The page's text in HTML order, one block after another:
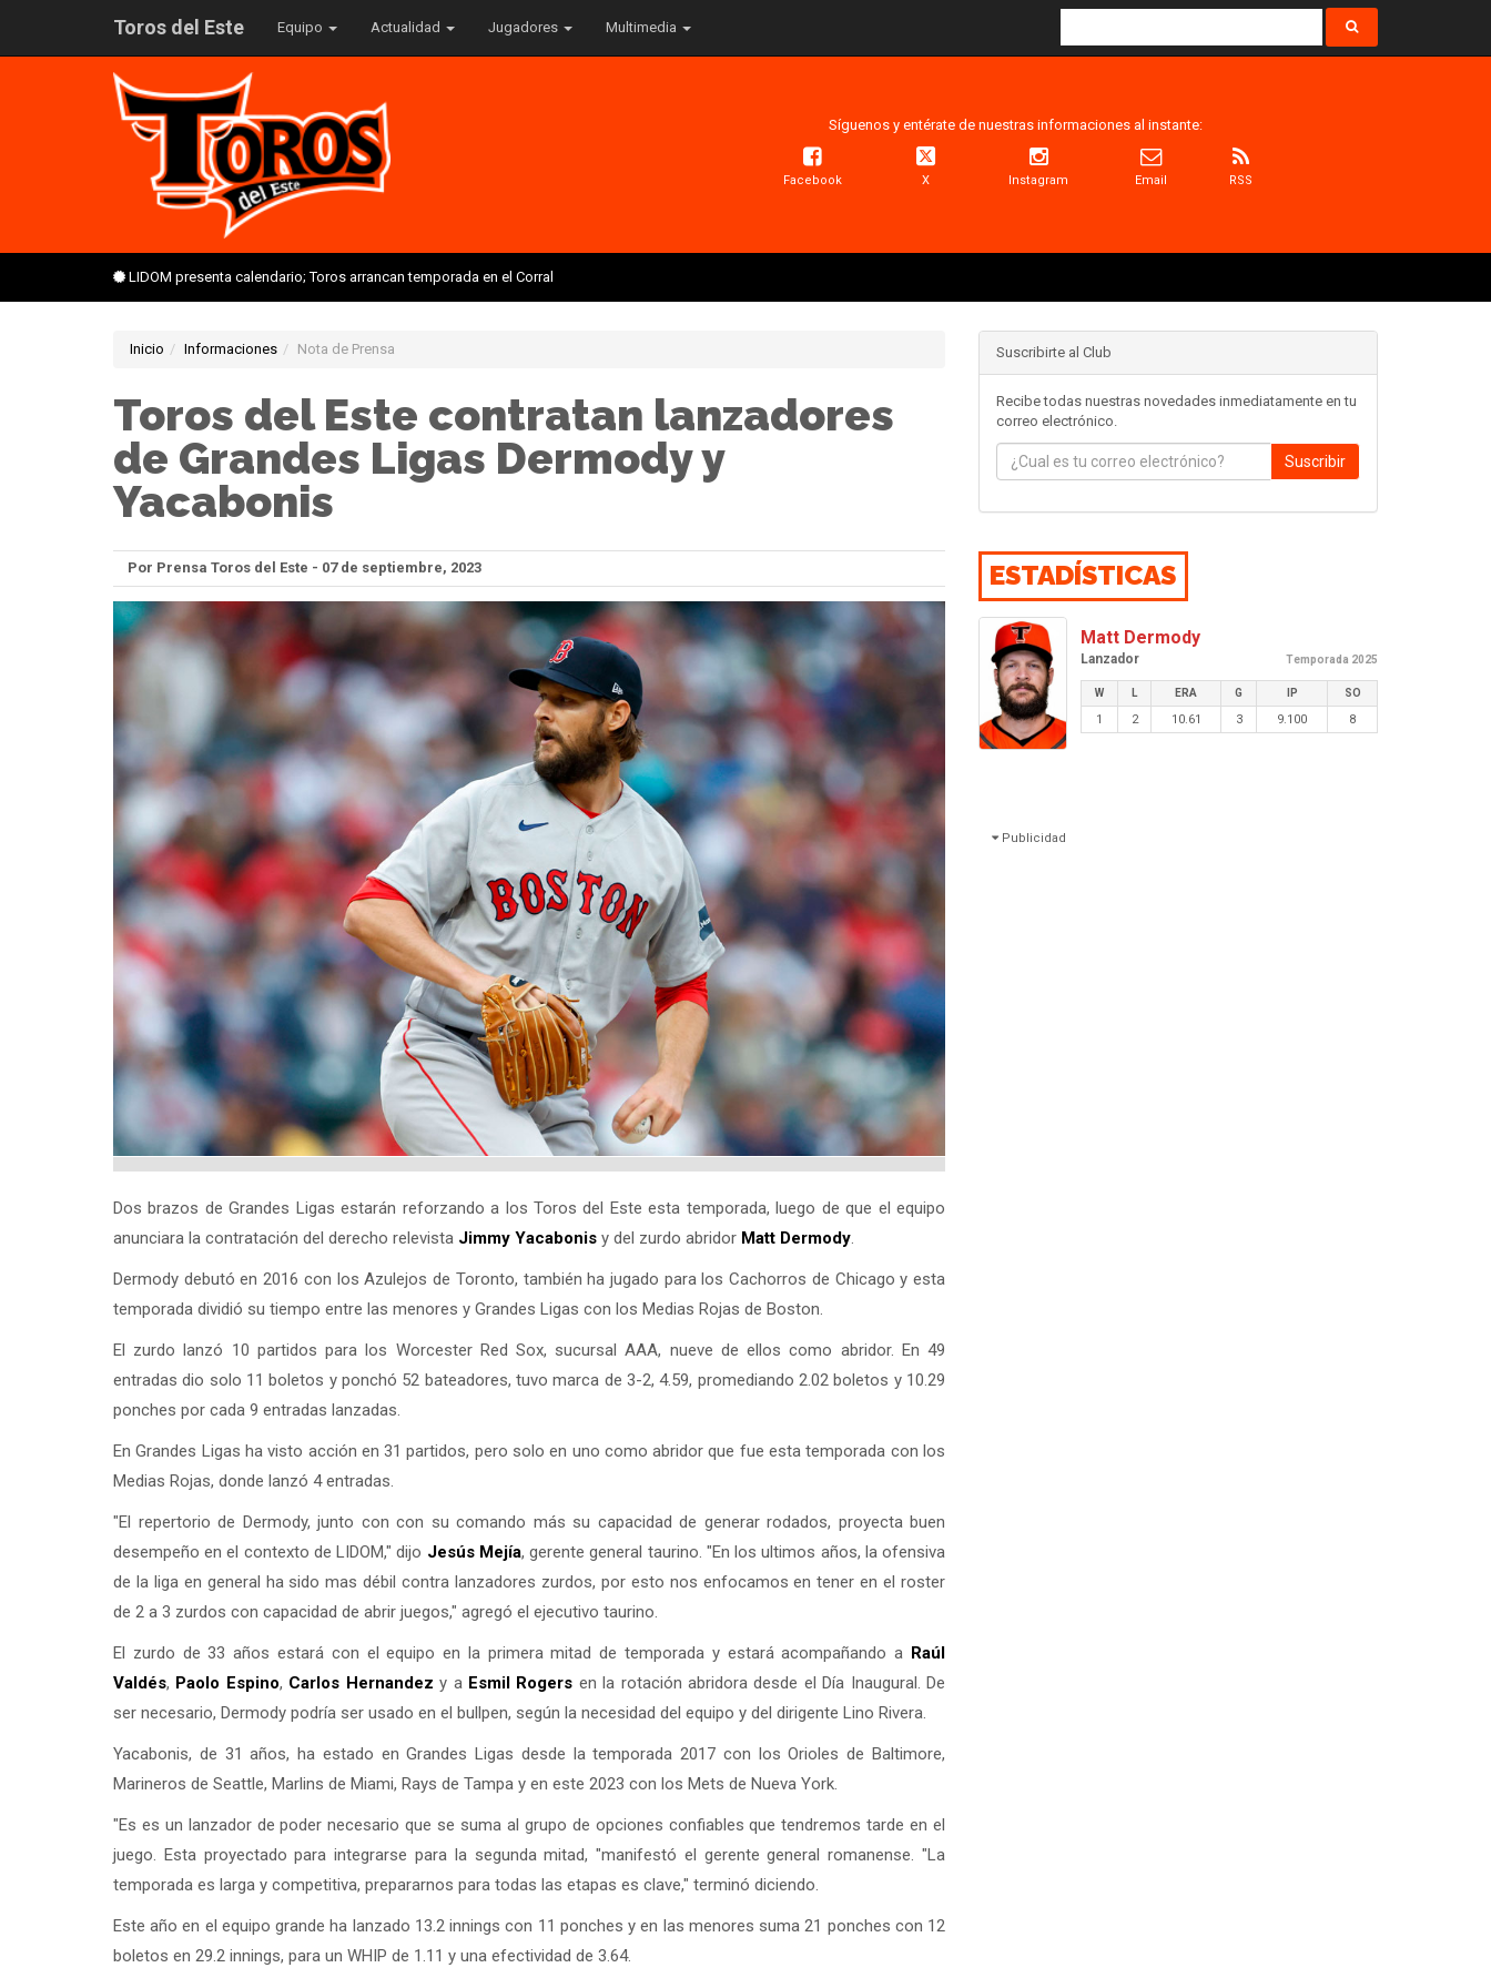
Toros del Este Equipo Actualidad Jugadores Multimedia
Síguenos y entérate de nuestras informaciones al instante:
Facebook X Instagram Email RSS
LIDOM presenta calendario; Toros arrancan temporada en el Corral
Inicio Informaciones Nota de Prensa
Toros del Este contratan lanzadores
de Grandes Ligas Dermody y
Yacabonis
Por Prensa Toros del Este - 07 de septiembre, 2023
Dos brazos de Grandes Ligas estarán reforzando a los Toros del Este esta temporada, luego de que el equipo
anunciara la contratación del derecho relevista Jimmy Yacabonis y del zurdo abridor Matt Dermody.
Dermody debutó en 2016 con los Azulejos de Toronto, también ha jugado para los Cachorros de Chicago y esta
temporada dividió su tiempo entre las menores y Grandes Ligas con los Medias Rojas de Boston.
El zurdo lanzó 10 partidos para los Worcester Red Sox, sucursal AAA, nueve de ellos como abridor. En 49
entradas dio solo 11 boletos y ponchó 52 bateadores, tuvo marca de 3-2, 4.59, promediando 2.02 boletos y 10.29
ponches por cada 9 entradas lanzadas.
En Grandes Ligas ha visto acción en 31 partidos, pero solo en uno como abridor que fue esta temporada con los
Medias Rojas, donde lanzó 4 entradas.
"El repertorio de Dermody, junto con con su comando más su capacidad de generar rodados, proyecta buen
desempeño en el contexto de LIDOM," dijo Jesús Mejía, gerente general taurino. "En los ultimos años, la ofensiva
de la liga en general ha sido mas débil contra lanzadores zurdos, por esto nos enfocamos en tener en el roster
de 2 a 3 zurdos con capacidad de abrir juegos," agregó el ejecutivo taurino.
El zurdo de 33 años estará con el equipo en la primera mitad de temporada y estará acompañando a Raúl
Valdés, Paolo Espino, Carlos Hernandez y a Esmil Rogers en la rotación abridora desde el Día Inaugural. De
ser necesario, Dermody podría ser usado en el bullpen, según la necesidad del equipo y del dirigente Lino Rivera.
Yacabonis, de 31 años, ha estado en Grandes Ligas desde la temporada 2017 con los Orioles de Baltimore,
Marineros de Seattle, Marlins de Miami, Rays de Tampa y en este 2023 con los Mets de Nueva York.
"Es es un lanzador de poder necesario que se suma al grupo de opciones confiables que tendremos tarde en el
juego. Esta proyectado para integrarse para la segunda mitad, "manifestó el gerente general romanense. "La
temporada es larga y competitiva, prepararnos para todas las etapas es clave," terminó diciendo.
Este año en el equipo grande ha lanzado 13.2 innings con 11 ponches y en las menores suma 21 ponches con 12
boletos en 29.2 innings, para un WHIP de 1.11 y una efectividad de 3.64.
Suscribirte al Club
Recibe todas nuestras novedades inmediatamente en tu
correo electrónico.
Suscribir
ESTADÍSTICAS
Matt Dermody
Lanzador Temporada 2025
W L ERA G IP SO
1 2 10.61 3 9.100 8
Publicidad